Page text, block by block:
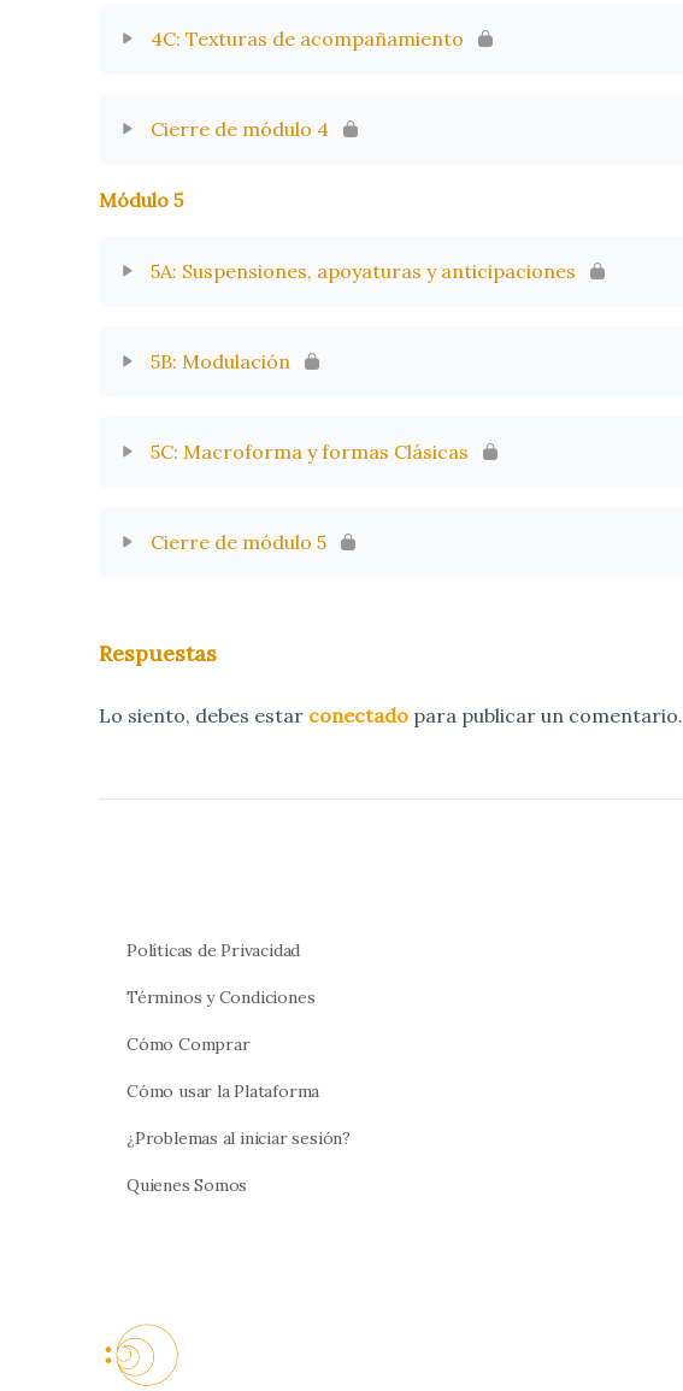
4C: Texturas de acompañamiento
Cierre de módulo 4
Módulo 5
5A: Suspensiones, apoyaturas y anticipaciones
5B: Modulación
5C: Macroforma y formas Clásicas
Cierre de módulo 5
Respuestas
Lo siento, debes estar conectado para publicar un comentario.
Políticas de Privacidad
Términos y Condiciones
Cómo Comprar
Cómo usar la Plataforma
¿Problemas al iniciar sesión?
Quienes Somos